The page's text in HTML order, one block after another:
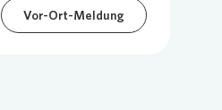
Vor-Ort-Meldung